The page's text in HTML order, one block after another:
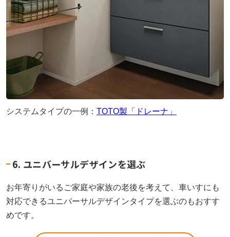
システムタイプの一例： TOTO製「ドレーナ」
6. ユニバーサルデザインを選ぶ
お年寄りがいるご家庭や家族の老後を考えて、車いすにも
対応できるユニバーサルデザインタイプを選ぶのもおすす
めです。